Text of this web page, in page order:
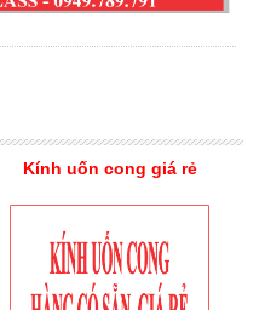
Kính uốn cong giá rẻ